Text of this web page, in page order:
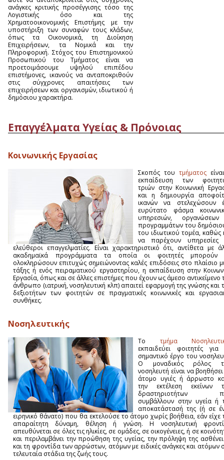
ανάγκες κριτικής προσέγγισης τόσο της
Λογιστικής όσο και της
Χρηματοοικονομικής Επιστήμης με την
υποστήριξη των συναφών τους κλάδων,
όπως τα Οικονομικά, τη Διοίκηση
Επιχειρήσεων, τα Νομικά και την
Πληροφορική. Στόχος του Επιστημονικού
Προσωπικού του Τμήματος είναι να
προετοιμάσουμε υψηλού επιπέδου
επιστήμονες, ικανούς να ανταποκριθούν
στις σύγχρονες απαιτήσεις των
επιχειρήσεων και οργανισμών, ιδιωτικού ή
δημόσιου χαρακτήρα.
Eπαγγέλματα Υγείας & Πρόνοιας
Κοινωνικής Εργασίας
Σκοπός του τμήματος
εκπαίδευση των
τριών στην Κοινωνική
και η δημιουργία
ικανών να στελεχώσουν
ευρύτατο φάσμα
υπηρεσιών,
προγραμμάτων του
του ιδιωτικού τομέα, καθώς
να παρέχουν υπηρεσίες
ελεύθεροι επαγγελματίες. Είναι χαρακτηριστικό ότι, αντίθετα με
ακαδημαϊκά προγράμματα τα οποία οι φοιτητές μπορούν
ολοκληρώσουν επιτυχώς σημειώνοντας καλές επιδόσεις στο πλαίσιο
τάξης ή ενός πειραματικού εργαστηρίου, η εκπαίδευση στην
Εργασία, όπως και σε άλλες επιστήμες που έχουν ως άμεσο αντικείμενο
άνθρωπο (ιατρική, νοσηλευτική κλπ) απαιτεί εφαρμογή της γνώσης και
δεξιοτήτων των φοιτητών σε πραγματικές κοινωνικές και
συνθήκες.
Νοσηλευτικής
Το τμήμα
εκπαιδεύει φοιτητές για
σημαντικό έργο του
Ο μοναδικός ρόλος
νοσηλευτή είναι να
άτομο υγιές ή άρρωστο
την εκτέλεση εκείνων
δραστηριοτήτων
συμβάλλουν στην υγεία ή
αποκατάστασή της (ή σε
ειρηνικό θάνατο) που θα εκτελούσε το άτομο χωρίς βοήθεια, εάν είχε
απαραίτητη δύναμη, θέληση ή γνώση. Η νοσηλευτική
απευθύνεται σε όλες τις ηλικίες, σε ομάδες, σε οικογένειες, ή σε
και περιλαμβάνει την προώθηση της υγείας, την πρόληψη της
και τη φροντίδα των αρρώστων, ατόμων με ειδικές ανάγκες και ατόμων
τελευταία στάδια της ζωής τους.